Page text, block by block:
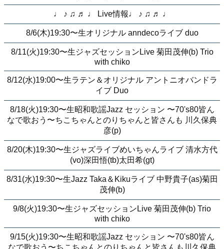
♩ ♪ ♫ ♬ ♩ Live情報♩ ♪ ♫ ♬ ♩
8/6(木)19:30〜生オリジナル anndecoライブ duo
8/11(火)19:30〜生ジャズセッションLive 菊田茂伸(b) Trio
with chiko
8/12(水)19:00〜生ラテン＆オリジナル アントニオバンドラ
イブ Duo
8/18(火)19:30〜生昭和歌謡Jazz セッション 〜70's80皆ん
なで歌おう〜ちこちゃんとのりちゃんと皆さんも 川久保典
彦(p)
8/20(木)19:30〜生ジャズライブめいちゃんライブ 清水方代
(vo)深田悟(tb)太田希(gt)
8/31(水)19:30〜生Jazz Taka＆Kikuライブ 中野貴子(as)菊田
茂伸(b)
9/8(火)19:30〜生ジャズセッションLive 菊田茂伸(b) Trio
with chiko
9/15(火)19:30〜生昭和歌謡Jazz セッション 〜70's80皆ん